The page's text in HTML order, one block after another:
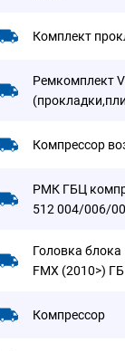
Комплект
Ремкомплект
Компрессор
РМК ГБЦ
512 004/006/
Головка блока
FMX (2010>)
Компрессор